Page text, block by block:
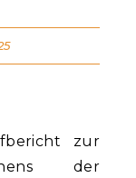
zur
der